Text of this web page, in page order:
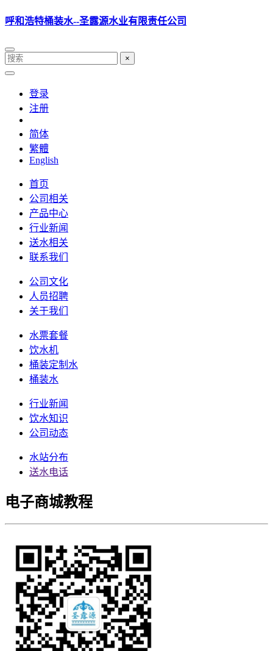
呼和浩特桶装水--圣露源水业有限责任公司
×
登录
注册
简体
繁體
English
首页
公司相关
产品中心
行业新闻
送水相关
联系我们
公司文化
人员招聘
关于我们
水票套餐
饮水机
桶装定制水
桶装水
行业新闻
饮水知识
公司动态
水站分布
送水电话
电子商城教程